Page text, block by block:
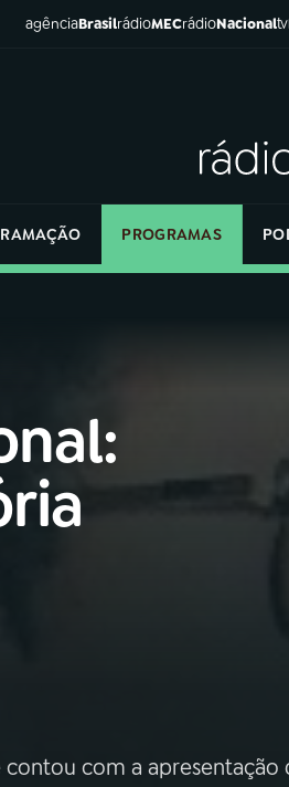
agênciaBrasilrádioMECrádioNacionaltv
PROGRAMAS
com a apresentação